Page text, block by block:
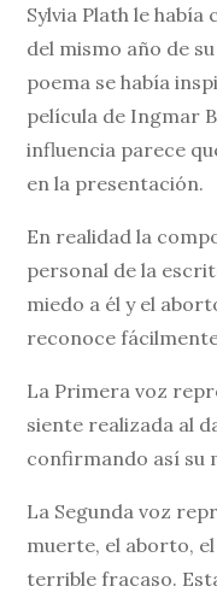
Sylvia Plath le había
del mismo año de
poema se había
película de Ingmar
influencia parece
en la presentación.
En realidad la
personal de la
miedo a él y el
reconoce
La Primera voz
siente realizada al
confirmando así su
La Segunda voz
muerte, el aborto,
terrible fracaso.